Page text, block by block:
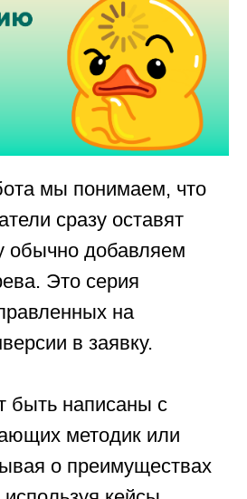
мы понимаем, что
сразу оставят
обычно добавляем
Это серия
на
в заявку.
быть написаны с
методик или
о преимуществах